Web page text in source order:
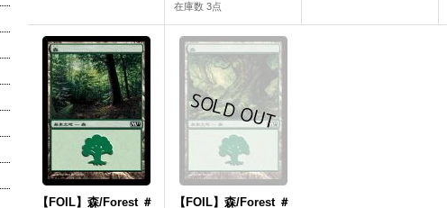
在庫数 3点
【FOIL】森/Forest ＃
【FOIL】森/Forest ＃